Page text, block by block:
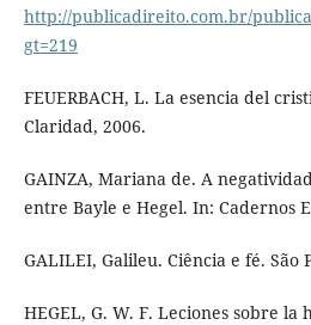
http://publicadireito.com.br/
gt=219
FEUERBACH, L. La esencia del
Claridad, 2006.
GAINZA, Mariana de. A
entre Bayle e Hegel. In: Cadernos
GALILEI, Galileu. Ciência e fé. São
HEGEL, G. W. F. Leciones sobre